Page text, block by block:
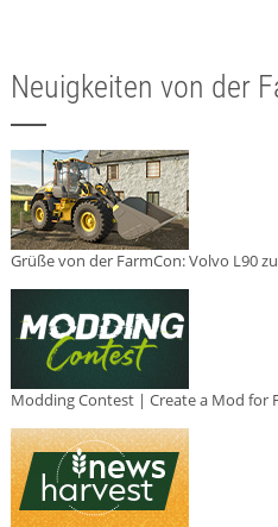
Neuigkeiten von der
Grüße von der FarmCon: Volvo L90
Modding Contest | Create a Mod for